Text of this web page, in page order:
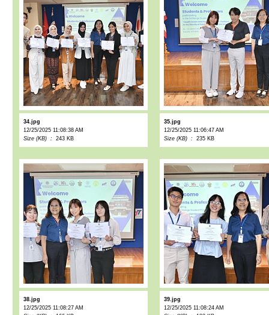
34.jpg
12/25/2025 11:08:38 AM
Size (KB) : 243 KB
35.jpg
12/25/2025 11:06:47 AM
Size (KB) : 235 KB
38.jpg
12/25/2025 11:08:27 AM
39.jpg
12/25/2025 11:08:24 AM